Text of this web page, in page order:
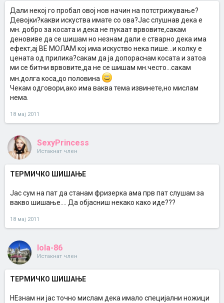
Дали некој го пробал овој нов начин на потстрижување?
Девојки?какви искуства имате со ова?Јас слушнав дека е
мн. добро за косата и дека не пукаат врвовите,сакам
деновиве да се шишам но незнам дали е стварно дека има
ефект,ај ВЕ МОЛАМ кој има искуство нека пише...и колку е
цената од прилика?сакам да ја допораснам косата и затоа
ми се битни врвовите,да не се шишам мн.често...сакам
мн.долга коса,до половина
Чекам одговори,ако има ваква тема извинете,но мислам
нема.
18 мај 2011
SexyPrincess
Истакнат член
ТЕРМИЧКО ШИШАЊЕ
Јас сум на пат да станам фризерка ама прв пат слушам за
вакво шишање.... Да објасниш некако како иде???
18 мај 2011
lola-86
Истакнат член
ТЕРМИЧКО ШИШАЊЕ
НЕзнам ни јас точно мислам дека имало специјални ножици